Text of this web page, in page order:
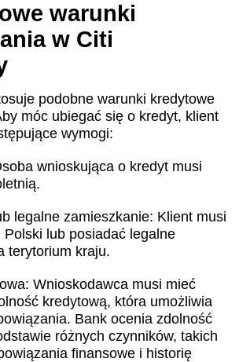
warunki
w Citi
podobne warunki kredytowe
móc ubiegać się o kredyt, klient
wymogi:
wnioskująca o kredyt musi
legalne zamieszkanie: Klient musi
Polski lub posiadać legalne
terytorium kraju.
Wnioskodawca musi mieć
kredytową, która umożliwia
Bank ocenia zdolność
różnych czynników, takich
finansowe i historię